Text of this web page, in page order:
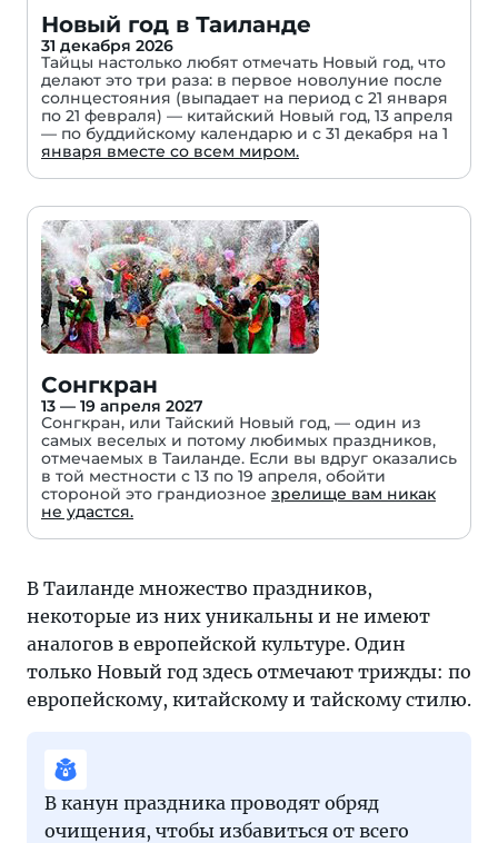
Новый год в Таиланде
31 декабря 2026
Тайцы настолько любят отмечать Новый год, что
делают это три раза: в первое новолуние после
солнцестояния (выпадает на период с 21 января
по 21 февраля) — китайский Новый год, 13 апреля
— по буддийскому календарю и с 31 декабря на 1
января вместе со всем миром.
Сонгкран
13 — 19 апреля 2027
Сонгкран, или Тайский Новый год, — один из
самых веселых и потому любимых праздников,
отмечаемых в Таиланде. Если вы вдруг оказались
в той местности с 13 по 19 апреля, обойти
стороной это грандиозное зрелище вам никак
не удастся.
В Таиланде множество праздников,
некоторые из них уникальны и не имеют
аналогов в европейской культуре. Один
только Новый год здесь отмечают трижды: по
европейскому, китайскому и тайскому стилю.
В канун праздника проводят обряд
очищения, чтобы избавиться от всего